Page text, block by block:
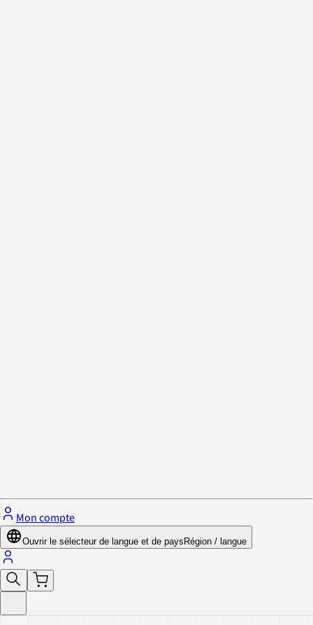
Mon compte
Ouvrir le sélecteur de langue et de pays Région / langue